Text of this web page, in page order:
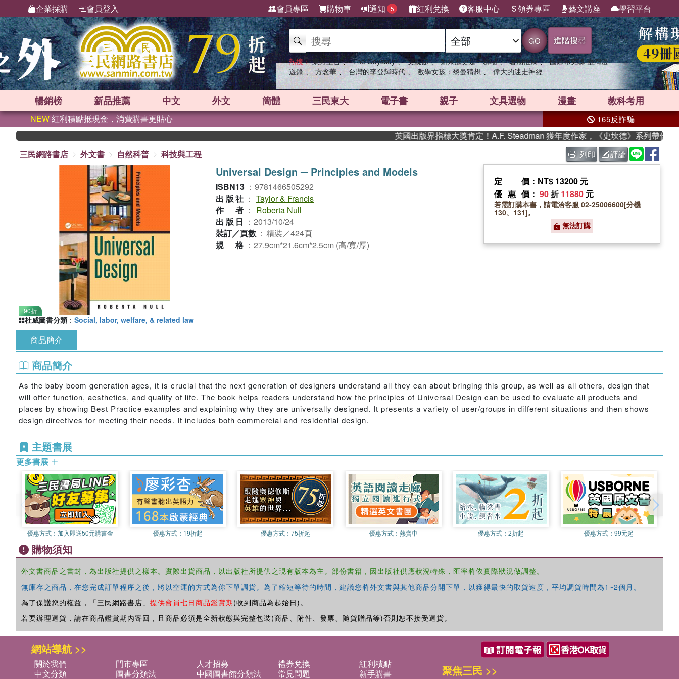
企業採購 會員登入 會員專區 購物車 通知 5 紅利兌換 客服中心 領券專區 藝文講座 學習平台
GO 進階搜尋
熱搜： 東野圭吾 、 The Odyssey 、 父親節 、 如果歷史是一群喵 、 暑期推薦 、 國際布克獎 臺灣漫
遊錄 、 方念華 、 台灣的李登輝時代 、 數學女孩：黎曼猜想 、 偉大的迷走神經
暢銷榜 新品推薦 中文 外文 簡體 三民東大 電子書 親子 文具選物 漫畫 教科考用
NEW紅利積點抵現金，消費購書更貼心 165反詐騙
英國出版界指標大獎肯定！A.F. Steadman 獲年度作家，《史坎德》系列帶你踏上熱
三民網路書店
外文書 自然科普 科技與工程 列印 評論
90折
Universal Design ─ Principles and Models
ISBN13 ： 9781466505292
出版社 ： Taylor & Francis
作者 ：
Roberta Null
出版日 ： 2013/10/24
裝訂／頁數 ： 精裝／424頁
規格 ： 27.9cm*21.6cm*2.5cm (高/寬/厚)
定價 ：NT$ 13200 元
優惠價 ： 90折11880 元
若需訂購本書，請電洽客服 02-25006600[分機
130、131]。
無法訂購
杜威圖書分類 ： Social, labor, welfare, & related law
商品簡介
商品簡介
As the baby boom generation ages, it is crucial that the next generation of designers understand all they can about bringing this group, as well as all others, design that
will offer function, aesthetics, and quality of life. The book helps readers understand how the principles of Universal Design can be used to evaluate all products and
places by showing Best Practice examples and explaining why they are universally designed. It presents a variety of user/groups in different situations and then shows
design directives for meeting their needs. It includes both commercial and residential design.
主題書展
更多書展
優惠方式： 加入即送50元購書金 優惠方式： 19折起 優惠方式：75折起 優惠方式： 熱賣中 優惠方式：2折起 優惠方式：99元起
購物須知
外文書商品之書封，為出版社提供之樣本。實際出貨商品，以出版社所提供之現有版本為主。部份書籍，因出版社供應狀況特殊，匯率將依實際狀況做調整。
無庫存之商品，在您完成訂單程序之後，將以空運的方式為你下單調貨。為了縮短等待的時間，建議您將外文書與其他商品分開下單，以獲得最快的取貨速度，平均調貨時間為1~2個月。
為了保護您的權益，「三民網路書店」 提供會員七日商品鑑賞期(收到商品為起始日)。
若要辦理退貨，請在商品鑑賞期內寄回，且商品必須是全新狀態與完整包裝(商品、附件、發票、隨貨贈品等)否則恕不接受退貨。
網站導航 >>
關於我們 門市專區 人才招募 禮券兌換
紅利積點
中文分類
圖書分類法 中國圖書館分類法 常見問題
新手購書
聚焦三民 >>